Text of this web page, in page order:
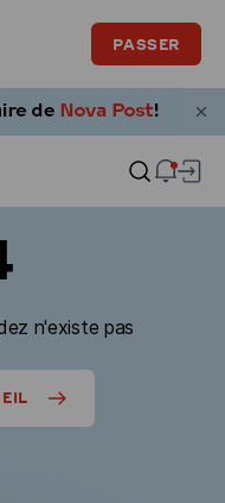
PASSER
n'existe pas